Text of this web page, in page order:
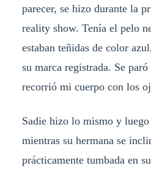
parecer, se hizo durante la
reality show. Tenía el pelo
estaban teñidas de color
su marca registrada. Se
recorrió mi cuerpo con los
Sadie hizo lo mismo y
mientras su hermana se
prácticamente tumbada en